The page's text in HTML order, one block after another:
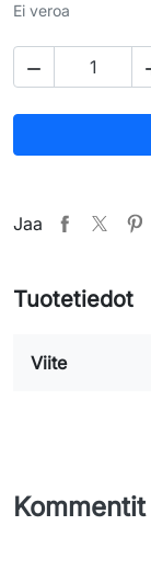
Ei veroa

Jaa
Tuotetiedot
Viite